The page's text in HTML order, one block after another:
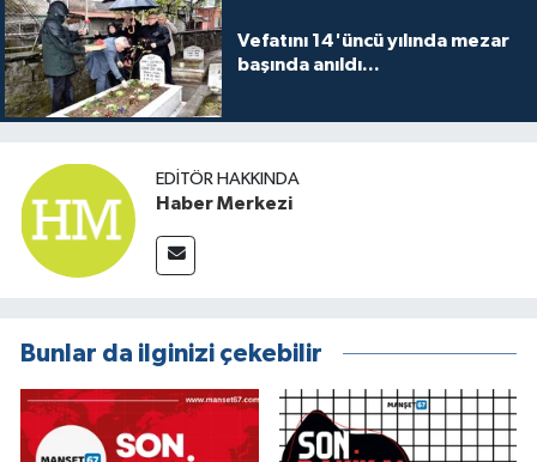
Vefatını 14'üncü yılında mezar
başında anıldı...
EDITÖR HAKKINDA
Haber Merkezi
Bunlar da ilginizi çekebilir